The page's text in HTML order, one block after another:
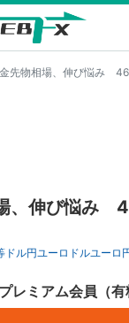
先物相場、伸び悩み
、伸び悩み
ドル円ユーロドルユーロ
レミアム会員（有